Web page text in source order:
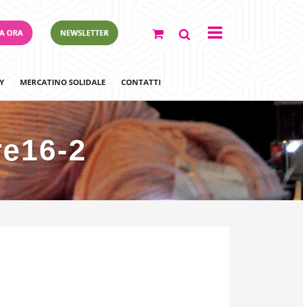
MERCATINO SOLIDALE CONTATTI
2